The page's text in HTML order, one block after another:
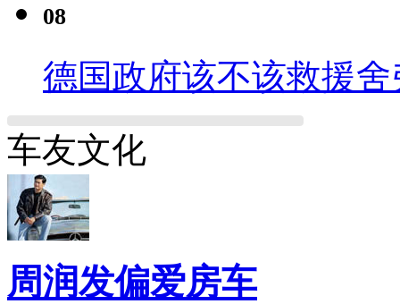
08
德国政府该不该救援舍
车友文化
周润发偏爱房车